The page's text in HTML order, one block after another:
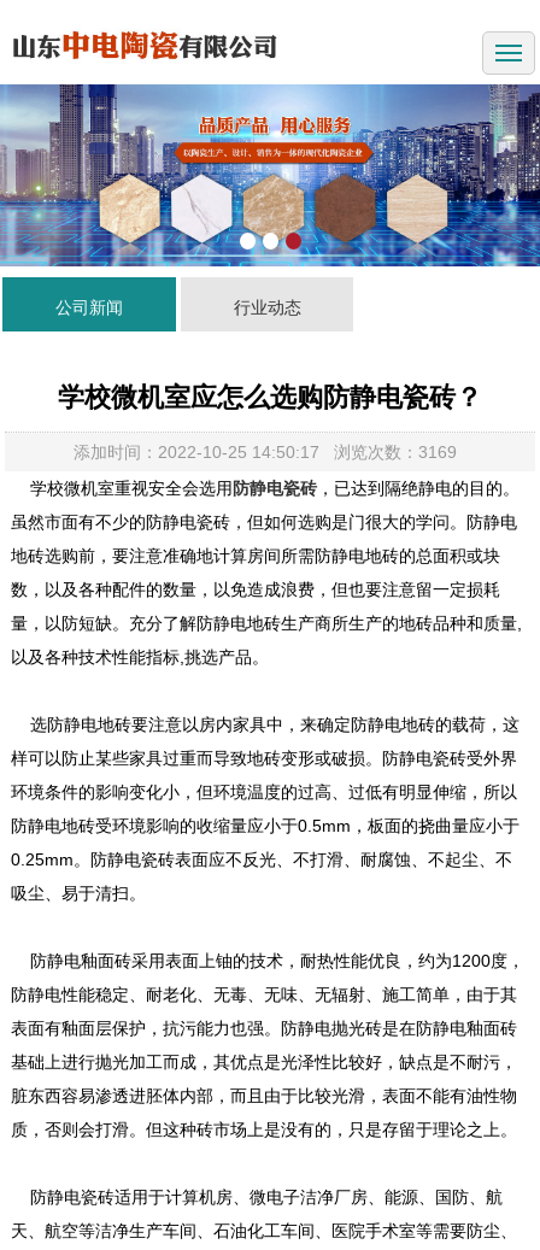
产品展示
工程案例
新闻中心
技术服务
留言反馈
联系方式
公司新闻 行业动态
学校微机室应怎么选购防静电瓷砖？
添加时间：2022-10-25 14:50:17 浏览次数：3169
学校微机室重视安全会选用 防静电瓷砖 ，已达到隔绝静电的目的。
虽然市面有不少的防静电瓷砖，但如何选购是门很大的学问。防静电
地砖选购前，要注意准确地计算房间所需防静电地砖的总面积或块
数，以及各种配件的数量，以免造成浪费，但也要注意留一定损耗
量，以防短缺。充分了解防静电地砖生产商所生产的地砖品种和质量,
以及各种技术性能指标,挑选产品。
选防静电地砖要注意以房内家具中，来确定防静电地砖的载荷，这
样可以防止某些家具过重而导致地砖变形或破损。防静电瓷砖受外界
环境条件的影响变化小，但环境温度的过高、过低有明显伸缩，所以
防静电地砖受环境影响的收缩量应小于0.5mm，板面的挠曲量应小于
0.25mm。防静电瓷砖表面应不反光、不打滑、耐腐蚀、不起尘、不
吸尘、易于清扫。
防静电釉面砖采用表面上铀的技术，耐热性能优良，约为1200度，
防静电性能稳定、耐老化、无毒、无味、无辐射、施工简单，由于其
表面有釉面层保护，抗污能力也强。防静电抛光砖是在防静电釉面砖
基础上进行抛光加工而成，其优点是光泽性比较好，缺点是不耐污，
脏东西容易渗透进胚体内部，而且由于比较光滑，表面不能有油性物
质，否则会打滑。但这种砖市场上是没有的，只是存留于理论之上。
防静电瓷砖适用于计算机房、微电子洁净厂房、能源、国防、航
天、航空等洁净生产车间、石油化工车间、医院手术室等需要防尘、